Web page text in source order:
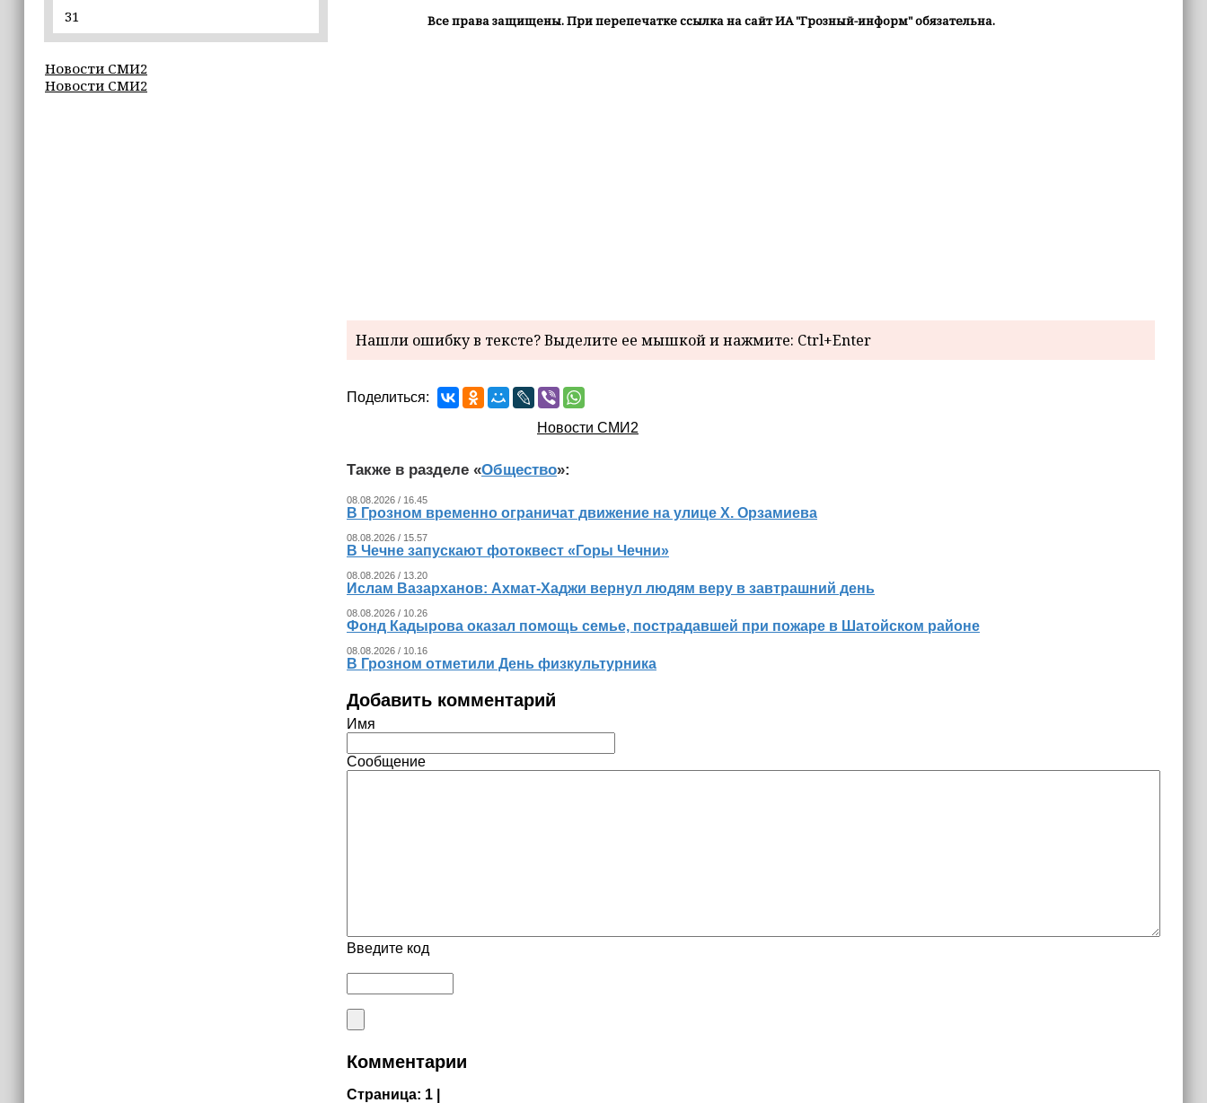
20:09
19:37
31
Новости СМИ2
Новости СМИ2
Все права защищены. При перепечатке ссылка на сайт ИА "Грозный-информ" обязательна.
Нашли ошибку в тексте? Выделите ее мышкой и нажмите: Ctrl+Enter
Поделиться:
Новости СМИ2
Также в разделе «Общество»:
08.08.2026 / 16.45
В Грозном временно ограничат движение на улице Х. Орзамиева
08.08.2026 / 15.57
В Чечне запускают фотоквест «Горы Чечни»
08.08.2026 / 13.20
Ислам Вазарханов: Ахмат-Хаджи вернул людям веру в завтрашний день
08.08.2026 / 10.26
Фонд Кадырова оказал помощь семье, пострадавшей при пожаре в Шатойском районе
08.08.2026 / 10.16
В Грозном отметили День физкультурника
Добавить комментарий
Имя
Сообщение
Введите код
Комментарии
Страница: 1 |